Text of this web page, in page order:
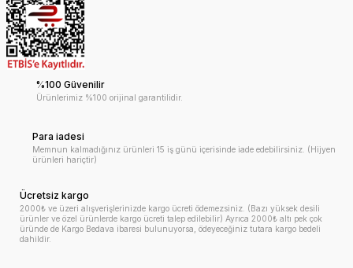
%100 Güvenilir
Ürünlerimiz %100 orijinal garantilidir.
Para iadesi
Memnun kalmadığınız ürünleri 15 iş günü içerisinde iade edebilirsiniz. (Hijyen
ürünleri hariçtir)
Ücretsiz kargo
2000₺ ve üzeri alışverişlerinizde kargo ücreti ödemezsiniz. (Bazı yüksek desili
ürünler ve özel ürünlerde kargo ücreti talep edilebilir) Ayrıca 2000₺ altı pek çok
üründe de Kargo Bedava ibaresi bulunuyorsa, ödeyeceğiniz tutara kargo bedeli
dahildir.